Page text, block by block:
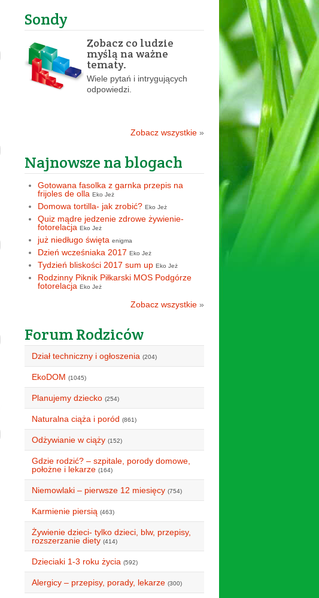
Sondy
Zobacz co ludzie
myślą na ważne
tematy.
Wiele pytań i intrygujących
odpowiedzi.
Zobacz wszystkie »
Najnowsze na blogach
Gotowana fasolka z garnka przepis na
frijoles de olla Eko Jeż
Domowa tortilla- jak zrobić? Eko Jeż
Quiz mądre jedzenie zdrowe żywienie-
fotorelacja Eko Jeż
już niedługo święta enigma
Dzień wcześniaka 2017 Eko Jeż
Tydzień bliskości 2017 sum up Eko Jeż
Rodzinny Piknik Piłkarski MOS Podgórze
fotorelacja Eko Jeż
Zobacz wszystkie »
Forum Rodziców
Dział techniczny i ogłoszenia (204)
EkoDOM (1045)
Planujemy dziecko (254)
Naturalna ciąża i poród (861)
Odżywianie w ciąży (152)
Gdzie rodzić? – szpitale, porody domowe,
położne i lekarze (164)
Niemowlaki – pierwsze 12 miesięcy (754)
Karmienie piersią (463)
Żywienie dzieci- tylko dzieci, blw, przepisy,
rozszerzanie diety (414)
Dzieciaki 1-3 roku życia (592)
Alergicy – przepisy, porady, lekarze (300)